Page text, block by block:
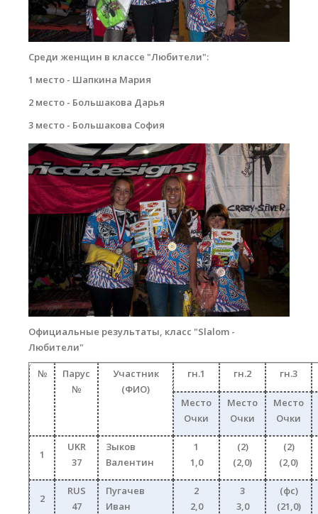
Среди женщин в классе "Любители":
1 место - Шапкина Мария
2 место - Большакова Дарья
3 место - Большакова София
dsc_0071_copy.jpg
Официальные результаты, класс "Slalom -
Любители"
№
Парус
№
Участник
(ФИО)
гн.1 гн.2 гн.3
Место
Очки
Место
Очки
Место
Очки
1
UKR
37
Зыков
Валентин
1
1,0
(2)
(2,0)
(2)
(2,0)
2
RUS
47
Пугачев
Иван
2
2,0
3
3,0
(фс)
(21,0)